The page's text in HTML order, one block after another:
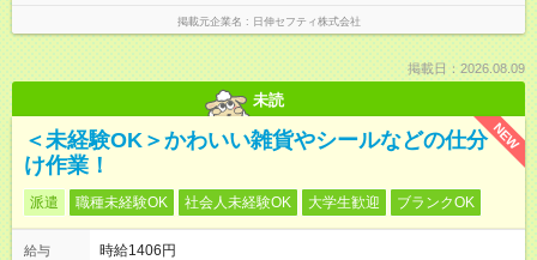
掲載元企業名 日伸セフティ株式会社
掲載日：2026.08.09
未読
NEW
＜未経験OK＞かわいい雑貨やシールなどの仕分
け作業！
派遣 職種未経験OK 社会人未経験OK 大学生歓迎 ブランクOK
給与 時給1406円